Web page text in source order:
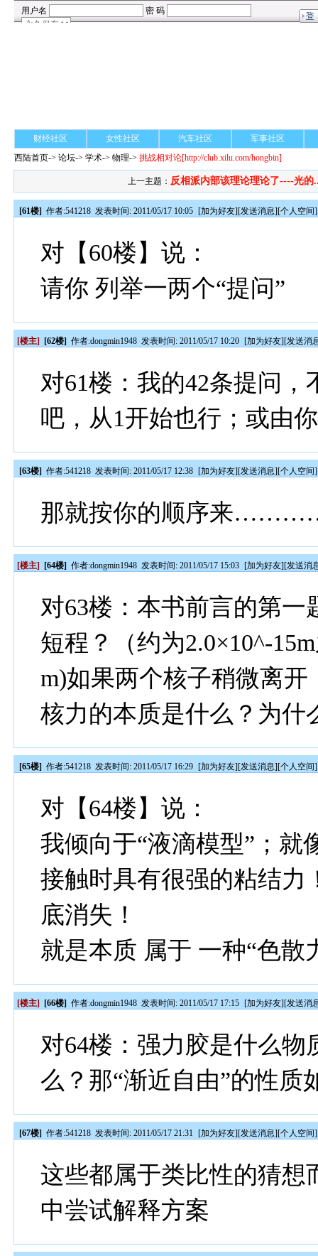
财经社区 女性社区 汽车社区
军事社区
西陆首页->论坛->学术-> 物理->挑战相对论[http://club.xilu.com/hongbin]
上一主题： 反相派内部该理论理论了----光的
[61楼] 作者:541218 发表时间: 2011/05/17 10:05 [加为好友][发送消息][个人空间]
对【60楼】说：
请你 列举一两个“提问”
[楼主] [62楼] 作者:dongmin1948 发表时间: 2011/05/17 10:20 [加为好友][发送消
对61楼：我的42条提问
吧，从1开始也行；或由
[63楼] 作者:541218 发表时间: 2011/05/17 12:38 [加为好友][发送消息][个人空间]
那就按你的顺序来
[楼主] [64楼] 作者:dongmin1948 发表时间: 2011/05/17 15:03 [加为好友][发送消
对63楼：本书前言的第
短程？（约为2.0×10^-
m)如果两个核子稍微离
核力的本质是什么？为什
[65楼] 作者:541218 发表时间: 2011/05/17 16:29 [加为好友][发送消息][个人空间]
对【64楼】说：
我倾向于“液滴模型”；就
接触时具有很强的粘结力
底消失！
就是本质 属于 一种“色散
[楼主] [66楼] 作者:dongmin1948 发表时间: 2011/05/17 17:15 [加为好友][发送消
对64楼：强力胶是什么
么？那“渐近自由”的性质
[67楼] 作者:541218 发表时间: 2011/05/17 21:31 [加为好友][发送消息][个人空间]
这些都属于类比性的猜
中尝试解释方案